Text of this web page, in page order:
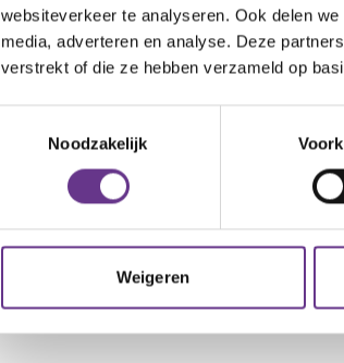
websiteverkeer te analyseren. Ook delen
media, adverteren en analyse. Deze
verstrekt of die ze hebben verzameld op
Noodzakelijk
Weigeren